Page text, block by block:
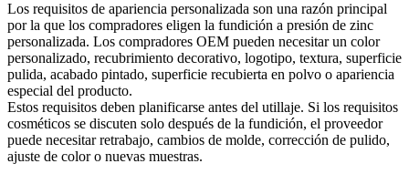
Los requisitos de apariencia personalizada son una razón principal
por la que los compradores eligen la fundición a presión de zinc
personalizada. Los compradores OEM pueden necesitar un color
personalizado, recubrimiento decorativo, logotipo, textura, superficie
pulida, acabado pintado, superficie recubierta en polvo o apariencia
especial del producto.
Estos requisitos deben planificarse antes del utillaje. Si los requisitos
cosméticos se discuten solo después de la fundición, el proveedor
puede necesitar retrabajo, cambios de molde, corrección de pulido,
ajuste de color o nuevas muestras.